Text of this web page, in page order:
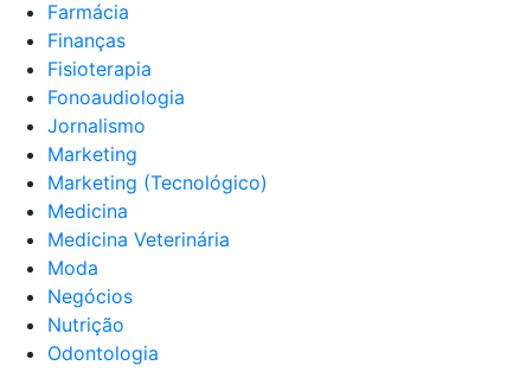
Farmácia
Finanças
Fisioterapia
Fonoaudiologia
Jornalismo
Marketing
Marketing (Tecnológico)
Medicina
Medicina Veterinária
Moda
Negócios
Nutrição
Odontologia